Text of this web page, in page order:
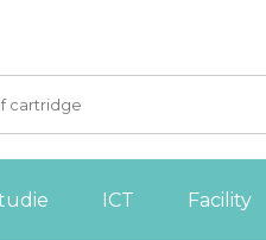
ICT Facility